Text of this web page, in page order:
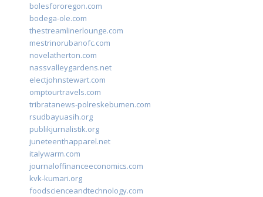
bolesfororegon.com
bodega-ole.com
thestreamlinerlounge.com
mestrinorubanofc.com
novelatherton.com
nassvalleygardens.net
electjohnstewart.com
omptourtravels.com
tribratanews-polreskebumen.com
rsudbayuasih.org
publikjurnalistik.org
juneteenthapparel.net
italywarm.com
journaloffinanceeconomics.com
kvk-kumari.org
foodscienceandtechnology.com